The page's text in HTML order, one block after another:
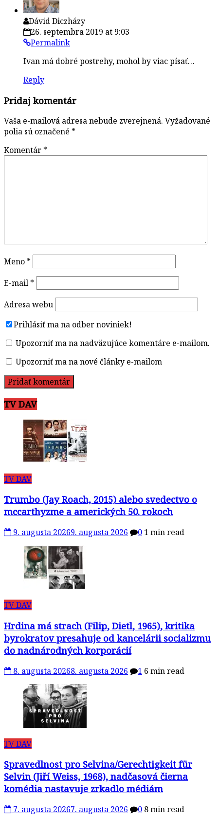
Dávid Diczházy
26. septembra 2019 at 9:03
Permalink
Ivan má dobré postrehy, mohol by viac písať…
Reply
Pridaj komentár
Vaša e-mailová adresa nebude zverejnená. Vyžadované
polia sú označené *
Komentár *
Meno *
E-mail *
Adresa webu
Prihlásiť ma na odber noviniek!
Upozorniť ma na nadväzujúce komentáre e-mailom.
Upozorniť ma na nové články e-mailom
TV DAV
TV DAV
Trumbo (Jay Roach, 2015) alebo svedectvo o
mccarthyzme a amerických 50. rokoch
9. augusta 20269. augusta 2026 0 1 min read
TV DAV
Hrdina má strach (Filip, Dietl, 1965), kritika
byrokratov presahuje od kancelárii socializmu
do nadnárodných korporácií
8. augusta 20268. augusta 2026 1 6 min read
TV DAV
Spravedlnost pro Selvina/Gerechtigkeit für
Selvin (Jiří Weiss, 1968), nadčasová čierna
komédia nastavuje zrkadlo médiám
7. augusta 20267. augusta 2026 0 8 min read